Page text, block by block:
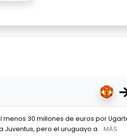
menos 30 millones de euros por
Juventus, pero el uruguayo a... MÁS